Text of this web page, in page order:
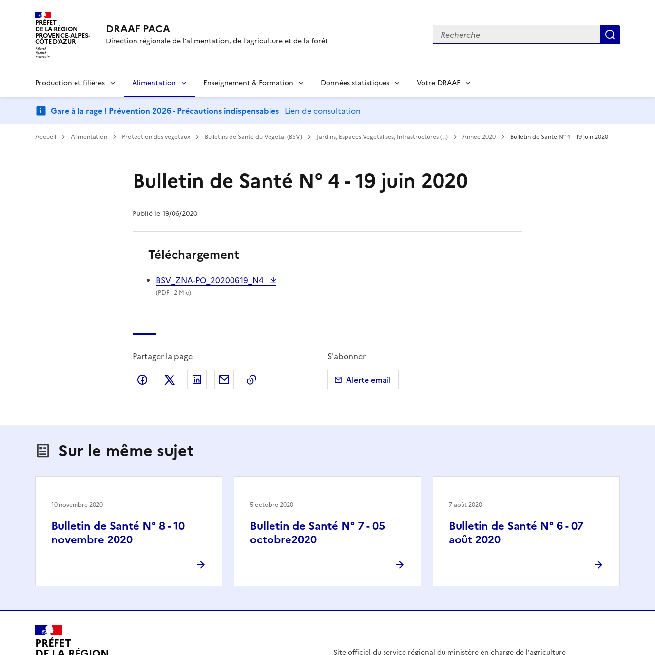
PRÉFET
DE LA RÉGION
PROVENCE-ALPES-
CÔTE D'AZUR
DRAAF PACA
Direction régionale de l’alimentation, de l’agriculture et de la forêt
Recherche
Production et filières Alimentation Enseignement & Formation Données statistiques Votre DRAAF
Gare à la rage ! Prévention 2026 - Précautions indispensables Lien de consultation
Accueil Alimentation Protection des végétaux Bulletins de Santé du Végétal (BSV) Jardins, Espaces Végétalisés, Infrastructures (…) Année 2020 Bulletin de Santé N° 4 - 19 juin 2020
Bulletin de Santé N° 4 - 19 juin 2020
Publié le 19/06/2020
Téléchargement
BSV_ZNA-PO_20200619_N4
(PDF- 2 Mio)
Partager la page
Partager sur Facebook
Partager sur X (anciennement Twitter)
Partager sur LinkedIn
Partager par emailCopier dans le presse-papier
S'abonner
Alerte email
Sur le même sujet
Bulletin de Santé N° 8 - 10
novembre 2020
10 novembre 2020
Bulletin de Santé N° 7 - 05
octobre2020
5 octobre 2020
Bulletin de Santé N° 6 - 07
août 2020
7 août 2020
PRÉFET
Site officiel du service régional du ministère en charge de l'agriculture